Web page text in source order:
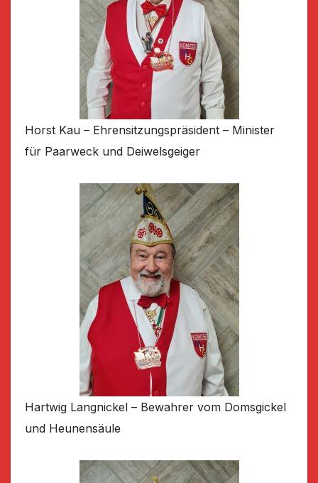
Horst Kau – Ehrensitzungspräsident – Minister
für Paarweck und Deiwelsgeiger
Hartwig Langnickel – Bewahrer vom Domsgickel
und Heunensäule